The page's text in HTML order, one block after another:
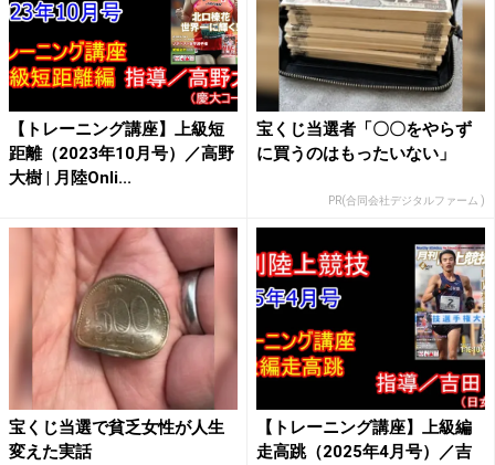
【トレーニング講座】上級短
距離（2023年10月号）／高野
大樹 | 月陸Onli...
宝くじ当選者「〇〇をやらず
に買うのはもったいない」
PR(合同会社デジタルファーム )
宝くじ当選で貧乏女性が人生
変えた実話
【トレーニング講座】上級編
走高跳（2025年4月号）／吉